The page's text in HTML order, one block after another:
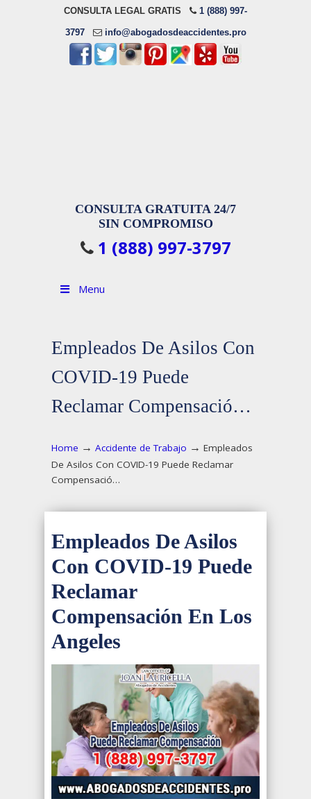
CONSULTA LEGAL GRATIS 1 (888) 997-
3797 info@abogadosdeaccidentes.pro
CONSULTA GRATUITA 24/7
SIN COMPROMISO
1 (888) 997-3797
Menu
Empleados De Asilos Con
COVID-19 Puede
Reclamar Compensació…
Home → Accidente de Trabajo → Empleados
De Asilos Con COVID-19 Puede Reclamar
Compensació…
Empleados De Asilos
Con COVID-19 Puede
Reclamar
Compensación En Los
Angeles